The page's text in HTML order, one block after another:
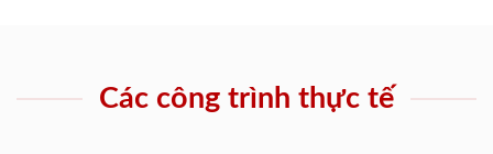
Các công trình thực tế